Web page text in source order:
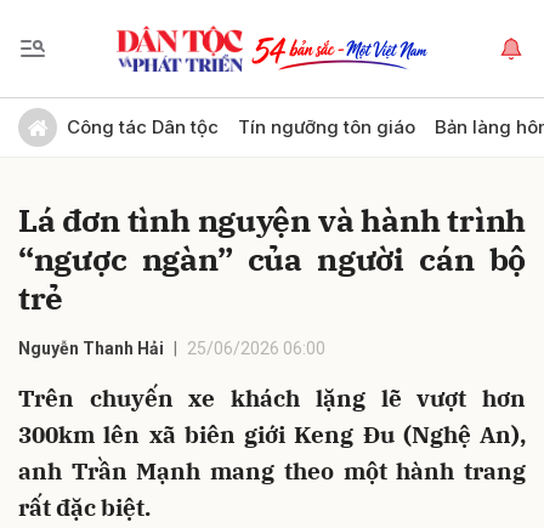
Công tác Dân tộc Tín ngưỡng tôn giáo Bản làng
Lá đơn tình nguyện và hành trình
“ngược ngàn” của người cán bộ
trẻ
Nguyễn Thanh Hải 25/06/2026 06:00
Trên chuyến xe khách lặng lẽ vượt hơn
300km lên xã biên giới Keng Đu (Nghệ An),
anh Trần Mạnh mang theo một hành trang
rất đặc biệt.
Gửi bình luận